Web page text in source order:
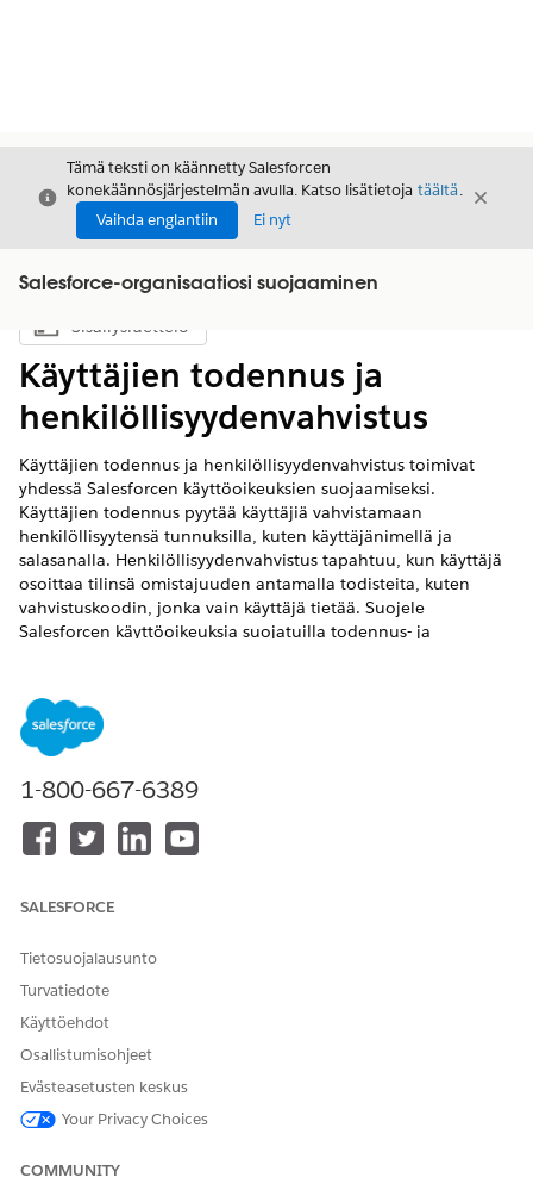
Sulje
Tämä teksti on käännetty Salesforcen
konekäännösjärjestelmän avulla. Katso lisätietoja täältä.
Vaihda englantiin
Ei nyt
Sulje
Salesforce-organisaatiosi suojaaminen
Näytä sisällysluettelo
Sisällysluettelo
Käyttäjien todennus ja
henkilöllisyydenvahvistus
Käyttäjien todennus ja henkilöllisyydenvahvistus toimivat
yhdessä Salesforcen käyttöoikeuksien suojaamiseksi.
Käyttäjien todennus pyytää käyttäjiä vahvistamaan
henkilöllisyytensä tunnuksilla, kuten käyttäjänimellä ja
salasanalla. Henkilöllisyydenvahvistus tapahtuu, kun käyttäjä
osoittaa tilinsä omistajuuden antamalla todisteita, kuten
vahvistuskoodin, jonka vain käyttäjä tietää. Suojele
Salesforcen käyttöoikeuksia suojatuilla todennus- ja
(SSO) ja salasanaton sisäänkirjautuminen salasana-avaimilla.
VAADITUT VERSIOT
Käytettävissä: Kaikissa versioissa
Käyttäjien todennus
monimenetelmäistä todennusta (MFA), salasanatonta
sisäänkirjautumista salasana-avaimilla, sertifikaatteihin
perustuvaa todennusta ja Lightning Login. Käytä
kertakirjautumista (SSO) salliaksesi käyttäjien kirjautua
sisään Salesforceen kolmannelta osapuolelta, kuten
Googlelta.
Henkilöllisyyden vahvistus
Henkilöllisyydenvahvistus tapahtuu, kun käyttäjä tarjoaa
1-800-667-6389
SALESFORCE
Tietosuojalausunto
Turvatiedote
Käyttöehdot
Osallistumisohjeet
Evästeasetusten keskus
Your Privacy Choices
COMMUNITY